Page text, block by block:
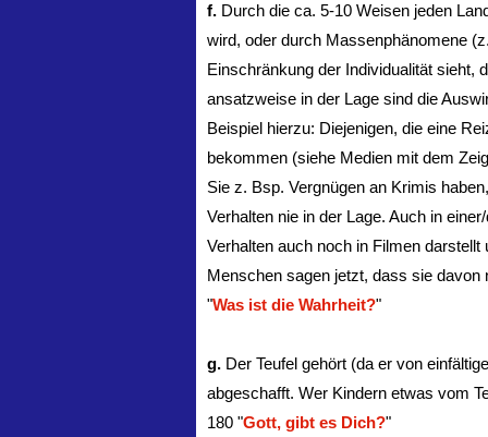
f. Durch die ca. 5-10 Weisen jeden
wird, oder durch Massenphänomene
Einschränkung der Individualität sieht,
ansatzweise in der Lage sind die
Beispiel hierzu: Diejenigen, die eine
bekommen (siehe Medien mit dem
Sie z. Bsp. Vergnügen an Krimis
Verhalten nie in der Lage. Auch in
Verhalten auch noch in Filmen
Menschen sagen jetzt, dass sie
"Was ist die Wahrheit?"
g. Der Teufel gehört (da er von
abgeschafft. Wer Kindern etwas vom
180 "Gott, gibt es Dich?"